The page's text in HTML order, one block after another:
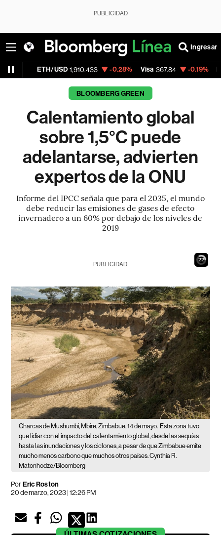
PUBLICIDAD
Ingresar
1,910.433 -0.28% Visa 367.84 -0.19% MercadoLibre
BLOOMBERG GREEN
Calentamiento global
sobre 1,5°C puede
adelantarse, advierten
expertos de la ONU
Informe del IPCC señala que para el 2035, el mundo
debe reducir las emisiones de gases de efecto
invernadero a un 60% por debajo de los niveles de
2019
21
PUBLICIDAD
Charcas de Mushumbi, Mbire, Zimbabue, 14 de mayo. Esta zona tuvo
que lidiar con el impacto del calentamiento global, desde las sequías
hasta las inundaciones y los ciclones, a pesar de que Zimbabue emite
mucho menos carbono que muchos otros países. Cynthia R.
Matonhodze/Bloomberg
PorEric Roston
20 de marzo, 2023 | 12:26 PM